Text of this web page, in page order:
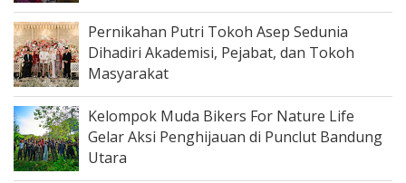
Pernikahan Putri Tokoh Asep Sedunia
Dihadiri Akademisi, Pejabat, dan Tokoh
Masyarakat
Kelompok Muda Bikers For Nature Life
Gelar Aksi Penghijauan di Punclut Bandung
Utara